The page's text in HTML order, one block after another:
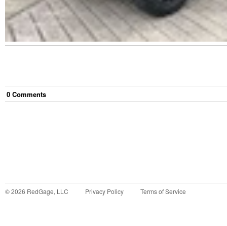
0 Comments
©2026 RedGage, LLC Privacy Policy Terms of Service